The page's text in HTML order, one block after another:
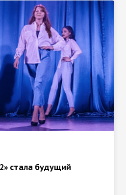
стала будущий